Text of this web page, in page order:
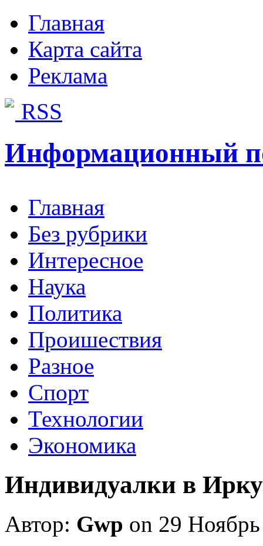
Главная
Карта сайта
Реклама
RSS
Информационный
Главная
Без рубрики
Интересное
Наука
Политика
Проишествия
Разное
Спорт
Технологии
Экономика
Индивидуалки в
Автор: Gwp on 29